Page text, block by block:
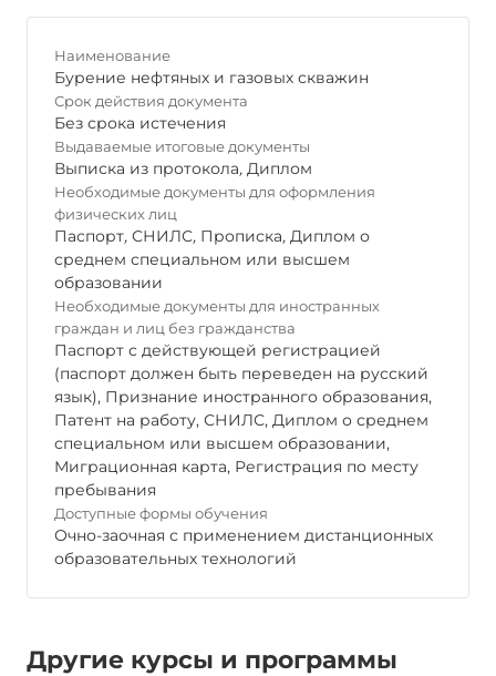
Наименование
Бурение нефтяных и газовых скважин
Срок действия документа
Без срока истечения
Выдаваемые итоговые документы
Выписка из протокола, Диплом
Необходимые документы для оформления
физических лиц
Паспорт, СНИЛС, Прописка, Диплом о
среднем специальном или высшем
образовании
Необходимые документы для иностранных
граждан и лиц без гражданства
Паспорт с действующей регистрацией
(паспорт должен быть переведен на русский
язык), Признание иностранного образования,
Патент на работу, СНИЛС, Диплом о среднем
специальном или высшем образовании,
Миграционная карта, Регистрация по месту
пребывания
Доступные формы обучения
Очно-заочная с применением дистанционных
образовательных технологий
Другие курсы и программы